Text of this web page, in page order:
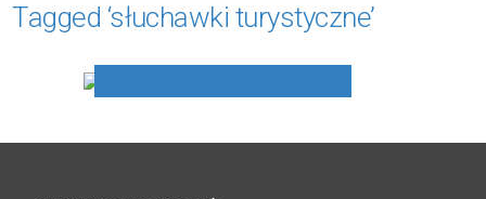
Tagged ‘słuchawki turystyczne’
Słuchawki turystyczne Tour